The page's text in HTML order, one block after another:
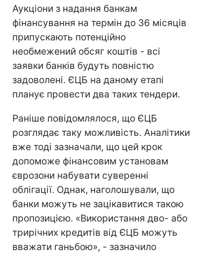
Аукціони з надання банкам
фінансування на термін до 36 місяців
припускають потенційно
необмежений обсяг коштів - всі
заявки банків будуть повністю
задоволені. ЄЦБ на даному етапі
планує провести два таких тендери.
Раніше повідомлялося, що ЄЦБ
розглядає таку можливість. Аналітики
вже тоді зазначали, що цей крок
допоможе фінансовим установам
єврозони набувати суверенні
облігації. Однак, наголошували, що
банки можуть не зацікавитися такою
пропозицією. «Використання дво- або
трирічних кредитів від ЄЦБ можуть
вважати ганьбою», - зазначило